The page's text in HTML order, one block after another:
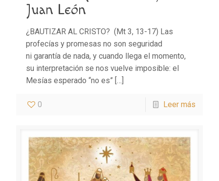
Juan León
¿BAUTIZAR AL CRISTO? (Mt 3, 13-17) Las
profecías y promesas no son seguridad
ni garantía de nada, y cuando llega el momento,
su interpretación se nos vuelve imposible: el
Mesías esperado “no es” […]
0 Leer más